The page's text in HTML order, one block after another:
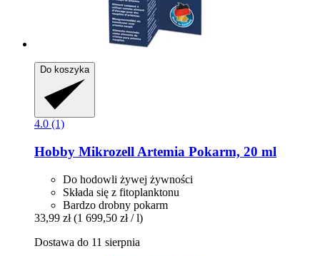
Do koszyka
4.0 (1)
Hobby Mikrozell Artemia Pokarm, 20 ml
Do hodowli żywej żywności
Składa się z fitoplanktonu
Bardzo drobny pokarm
33,99 zł (1 699,50 zł / l)
Dostawa do 11 sierpnia